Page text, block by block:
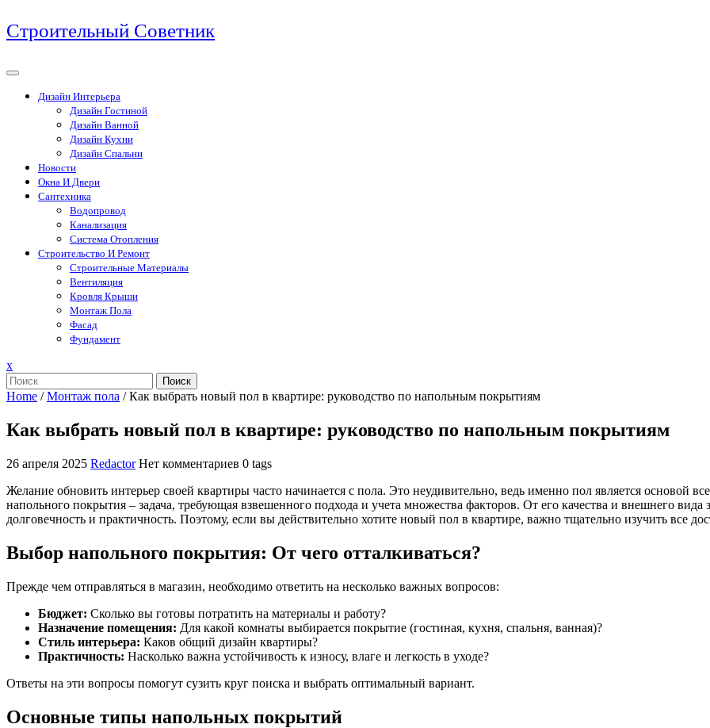
Перейти
к
Строительный Советник
Дизайн Интерьера
Дизайн Гостиной
Дизайн Ванной
Дизайн Кухни
Дизайн Спальни
Новости
Окна И Двери
Сантехника
Водопровод
Канализация
Система Отопления
Строительство И Ремонт
Строительные Материалы
Вентиляция
Кровля Крыши
Монтаж Пола
Фасад
Фундамент
xЗакрыть
меню
Поиск
Home /Монтаж пола /Как выбрать новый пол в квартире: руководство по напольным покрытиям
Как выбрать новый пол в квартире: руководство по напольным покрытиям
26 апреля 2025 Redactor Нет комментариев 0 tags
Желание обновить интерьер своей квартиры часто начинается с пола. Это неудивительно, ведь именно пол является основой
напольного покрытия – задача, требующая взвешенного подхода и учета множества факторов. От его качества и внешнего
долговечность и практичность. Поэтому, если вы действительно хотите новый пол в квартире, важно тщательно изучить все
Выбор напольного покрытия: От чего отталкиваться?
Прежде чем отправляться в магазин, необходимо ответить на несколько важных вопросов:
Бюджет: Сколько вы готовы потратить на материалы и работу?
Назначение помещения: Для какой комнаты выбирается покрытие (гостиная, кухня, спальня, ванная)?
Стиль интерьера: Каков общий дизайн квартиры?
Практичность: Насколько важна устойчивость к износу, влаге и легкость в уходе?
Ответы на эти вопросы помогут сузить круг поиска и выбрать оптимальный вариант.
Основные типы напольных покрытий